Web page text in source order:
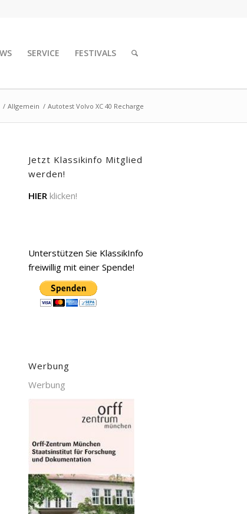
SERVICE FESTIVALS
/ Allgemein / Autotest Volvo XC 40 Recharge
Jetzt Klassikinfo Mitglied
werden!
HIER klicken!
Unterstützen Sie KlassikInfo
freiwillig mit einer Spende!
Werbung
Werbung